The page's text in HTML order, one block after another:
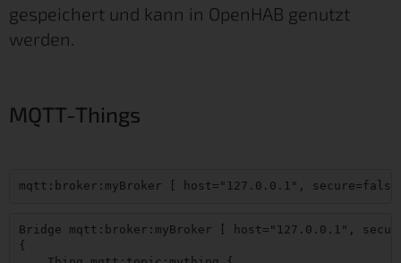
gespeichert und kann in OpenHAB genutzt
werden.
MQTT-Things
Bridge mqtt:broker:myBroker [ host="127.0.0.1",
{